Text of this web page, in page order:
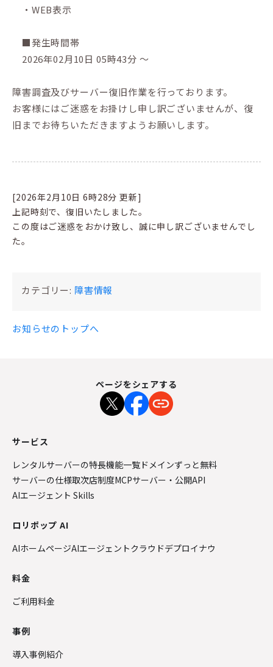
・WEB表示
■発生時間帯
2026年02月10日 05時43分 ～
障害調査及びサーバー復旧作業を行っております。
お客様にはご迷惑をお掛けし申し訳ございませんが、復
旧までお待ちいただきますようお願いします。
[2026年2月10日 6時28分 更新]
上記時刻で、復旧いたしました。
この度はご迷惑をおかけ致し、誠に申し訳ございませんでし
た。
カテゴリー: 障害情報
お知らせのトップへ
ページをシェアする
サービス
レンタルサーバーの特長機能一覧 ドメインずっと無料
サーバーの仕様取次店制度MCPサーバー・公開API
AIエージェント Skills
ロリポップ AI
AIホームページAIエージェントクラウドデプロイナウ
料金
ご利用料金
事例
導入事例紹介